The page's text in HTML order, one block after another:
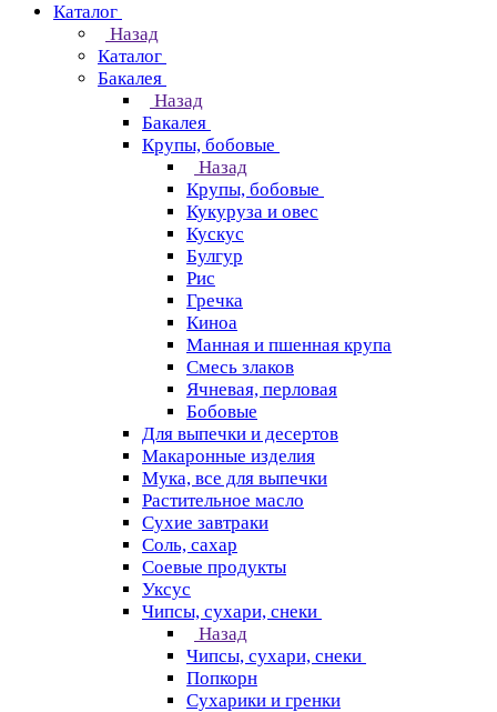
Каталог
Назад
Каталог
Бакалея
Назад
Бакалея
Крупы, бобовые
Назад
Крупы, бобовые
Кукуруза и овес
Кускус
Булгур
Рис
Гречка
Киноа
Манная и пшенная крупа
Смесь злаков
Ячневая, перловая
Бобовые
Для выпечки и десертов
Макаронные изделия
Мука, все для выпечки
Растительное масло
Сухие завтраки
Соль, сахар
Соевые продукты
Уксус
Чипсы, сухари, снеки
Назад
Чипсы, сухари, снеки
Попкорн
Сухарики и гренки